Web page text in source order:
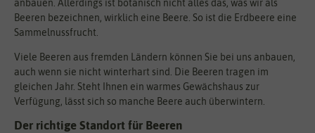
anbauen. Allerdings ist botanisch nicht alles das, was wir als
Beeren bezeichnen, wirklich eine Beere. So ist die Erdbeere eine
Sammelnussfrucht.
Viele Beeren aus fremden Ländern können Sie bei uns anbauen,
auch wenn sie nicht winterhart sind. Die Beeren tragen im
gleichen Jahr. Steht Ihnen ein warmes Gewächshaus zur
Verfügung, lässt sich so manche Beere auch überwintern.
Der richtige Standort für Beeren